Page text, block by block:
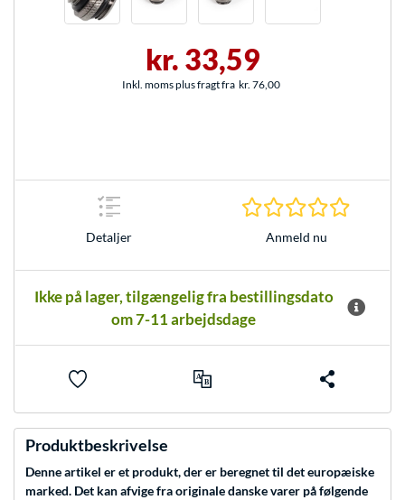
kr. 33,59
Inkl. moms plus fragt fra kr. 76,00
Detaljer Anmeld nu
Ikke på lager, tilgængelig fra bestillingsdato
om 7-11 arbejdsdage
Produktbeskrivelse
Denne artikel er et produkt, der er beregnet til det europæiske
marked. Det kan afvige fra originale danske varer på følgende